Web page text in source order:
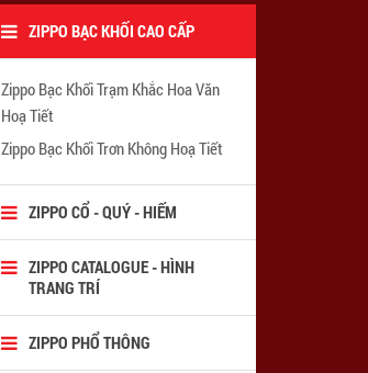
ZIPPO BẠC KHỐI CAO CẤP
Zippo Bạc Khối Trạm Khắc Hoa Văn
Hoạ Tiết
Zippo Bạc Khối Trơn Không Hoạ Tiết
ZIPPO CỔ - QUÝ - HIẾM
ZIPPO CATALOGUE - HÌNH
TRANG TRÍ
ZIPPO PHỔ THÔNG